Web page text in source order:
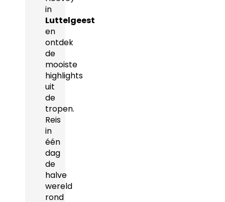
in
Luttelgeest
en
ontdek
de
mooiste
highlights
uit
de
tropen.
Reis
in
één
dag
de
halve
wereld
rond